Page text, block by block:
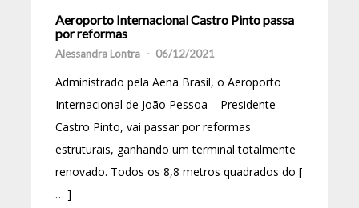
Aeroporto Internacional Castro Pinto passa
por reformas
Alessandra Lontra - 06/12/2021
Administrado pela Aena Brasil, o Aeroporto
Internacional de João Pessoa – Presidente
Castro Pinto, vai passar por reformas
estruturais, ganhando um terminal totalmente
renovado. Todos os 8,8 metros quadrados do [
… ]